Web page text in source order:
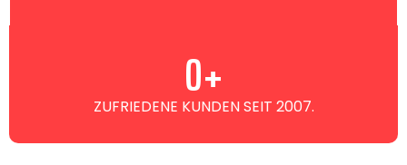
ZUFRIEDENE KUNDEN SEIT 2007.
0+